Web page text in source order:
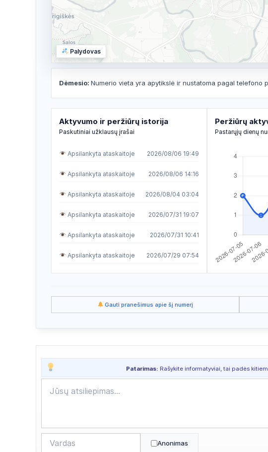
Palydovas
Dėmesio: Numerio vieta yra apytikslė ir nustatoma pagal telefono
Aktyvumo ir peržiūrų istorija
Paskutiniai užklausų įrašai
Apsilankyta ataskaitoje 2026/08/06 19:49
Apsilankyta ataskaitoje 2026/08/06 14:16
Apsilankyta ataskaitoje 2026/08/04 03:04
Apsilankyta ataskaitoje 2026/07/31 19:07
Apsilankyta ataskaitoje 2026/07/31 10:41
Apsilankyta ataskaitoje 2026/07/29 07:54
Apsilankyta ataskaitoje 2026/07/21 00:35
Apsilankyta ataskaitoje 2026/07/20 10:40
Apsilankyta ataskaitoje 2026/07/20 04:26
Apsilankyta ataskaitoje
Apsilankyta ataskaitoje 2026/07/13 05:40
Peržiūrų
Pastarųjų dienų
Gauti pranešimus apie šį numerį
Patarimas: Rašykite informatyviai, tai padės
Anonimas